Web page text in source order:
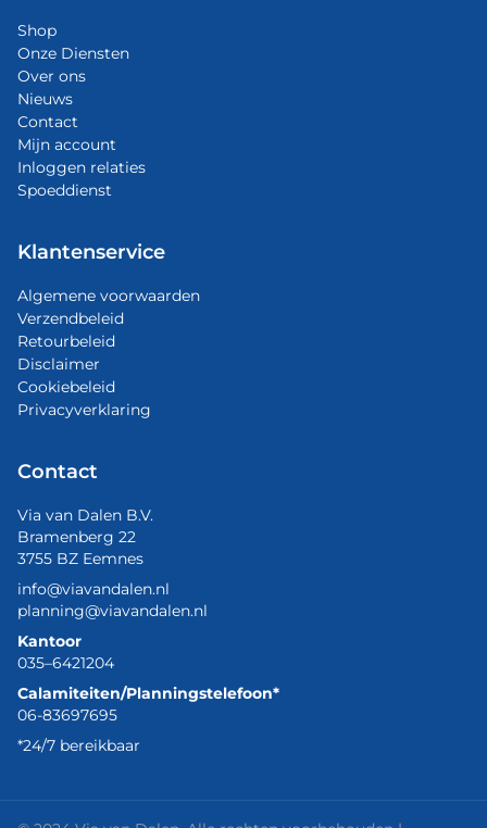
Shop
Onze Diensten
Over ons
Nieuws
Contact
Mijn account
Inloggen relaties
Spoeddienst
Klantenservice
Algemene voorwaarden
Verzendbeleid
Retourbeleid
Disclaimer
Cookiebeleid
Privacyverklaring
Contact
Via van Dalen B.V.
Bramenberg 22
3755 BZ Eemnes
info@viavandalen.nl
planning@viavandalen.nl
Kantoor
035–6421204
Calamiteiten/Planningstelefoon*
06-83697695
*24/7 bereikbaar